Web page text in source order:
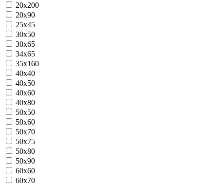
20x200
20x90
25x45
30x50
30x65
34x65
35x160
40x40
40x50
40x60
40x80
50x50
50x60
50x70
50x75
50x80
50x90
60x60
60x70